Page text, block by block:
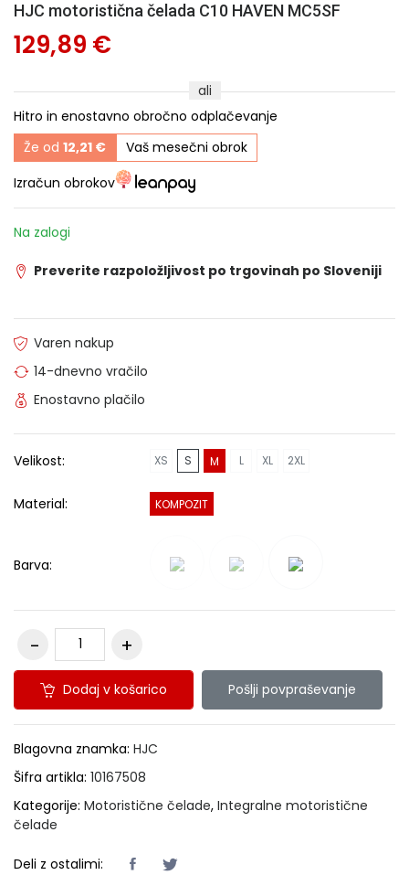
HJC motoristična čelada C10 HAVEN MC5SF
129,89 €
ali
Hitro in enostavno obročno odplačevanje
Že od 12,21 €
Vaš mesečni obrok
Izračun obrokov
Na zalogi
Preverite razpoložljivost po trgovinah po Sloveniji
Varen nakup
14-dnevno vračilo
Enostavno plačilo
Velikost: XS S M L XL 2XL
Material: KOMPOZIT
Barva:
Dodaj v košarico Pošlji povpraševanje
Blagovna znamka: HJC
Šifra artikla: 10167508
Kategorije: Motoristične čelade, Integralne motoristične
čelade
Deli z ostalimi: